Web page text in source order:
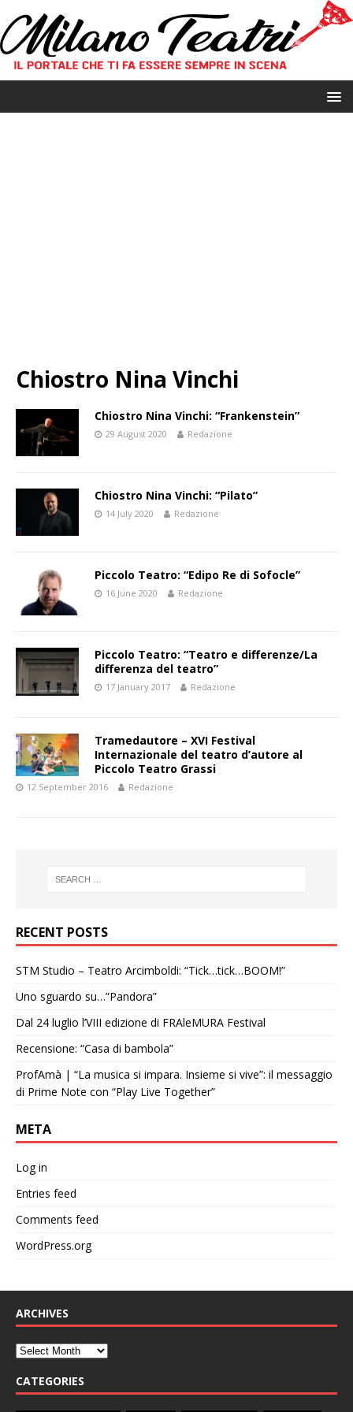
Chiostro Nina Vinchi
Chiostro Nina Vinchi: “Frankenstein”
29 August 2020 Redazione
Chiostro Nina Vinchi: “Pilato”
14 July 2020 Redazione
Piccolo Teatro: “Edipo Re di Sofocle”
16 June 2020 Redazione
Piccolo Teatro: “Teatro e differenze/La
differenza del teatro”
17 January 2017 Redazione
Tramedautore – XVI Festival
Internazionale del teatro d’autore al
Piccolo Teatro Grassi
12 September 2016 Redazione
RECENT POSTS
STM Studio – Teatro Arcimboldi: “Tick…tick…BOOM!”
Uno sguardo su…”Pandora”
Dal 24 luglio l’VIII edizione di FRAleMURA Festival
Recensione: “Casa di bambola”
ProfAmà | “La musica si impara. Insieme si vive”: il messaggio
di Prime Note con “Play Live Together”
META
Log in
Entries feed
Comments feed
WordPress.org
ARCHIVES
CATEGORIES